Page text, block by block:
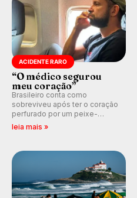
ACIDENTE RARO
“O médico segurou
meu coração”
Brasileiro conta como
sobreviveu após ter o coração
perfurado por um peixe-
agulha enquanto surfava na
leia mais »